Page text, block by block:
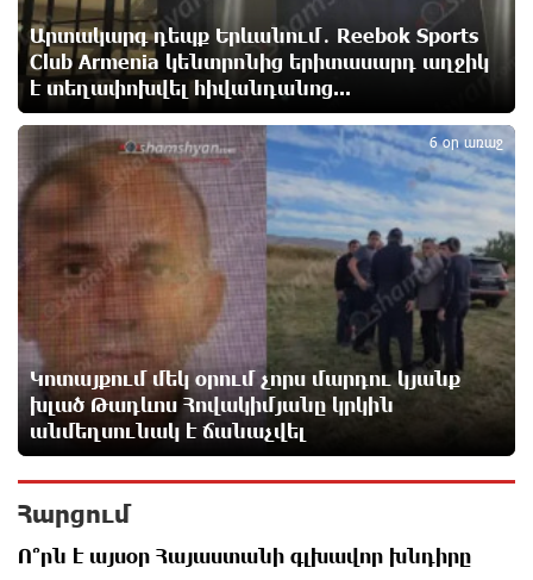
Վաղը մենք ԱԺ չենք գալու. Նարեկ Կարապետյան
ՈւՂԻՂ. Նարեկ Կարապետյանը հանդես է գալիս
հայտարարությամբ
12 ժամ առաջ
Moody’s-ը IDBank-ի վարկանիշային հեռանկարը
փոխել է դրականի
12 ժամ առաջ
Վեհափառի անձնագրի մեջ գրված է՝ Գարեգին Բ․
նույնիսկ քննիչներն ու դատախազներն են այդպես
Արտակարգ դեպք Երևանում․ Reebok Sports
Club Armenia կենտրոնից երիտասարդ աղջիկ
է տեղափոխվել հիվանդանոց...
Կոտայքում մեկ օրում չորս մարդու կյանք
խլած Թադևոս Հովակիմյանը կրկին
անմեղսունակ է ճանաչվել
6 օր առաջ
5
Հարցում
Ո՞րն է այսօր Հայաստանի գլխավոր խնդիրը